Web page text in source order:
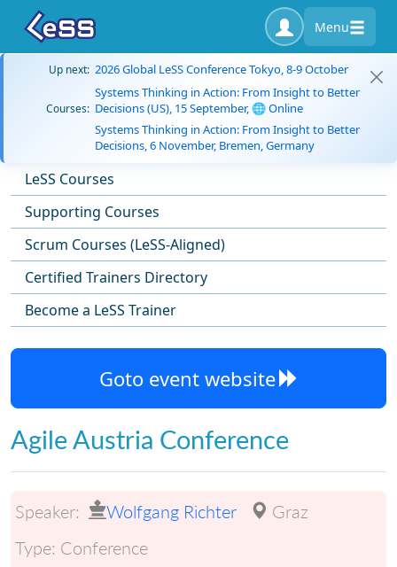
Menu
Up next: 2026 Global LeSS Conference Tokyo, 8-9 October
Courses:
Systems Thinking in Action: From Insight to Better
Decisions (US), 15 September, 🌐 Online
Systems Thinking in Action: From Insight to Better
Decisions, 6 November, Bremen, Germany
LeSS Courses
Supporting Courses
Scrum Courses (LeSS-Aligned)
Certified Trainers Directory
Become a LeSS Trainer
Goto event website
Agile Austria Conference
Speaker: Wolfgang Richter
Graz
Type: Conference